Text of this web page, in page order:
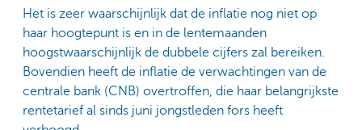
Het is zeer waarschijnlijk dat de inflatie nog niet op
haar hoogtepunt is en in de lentemaanden
hoogstwaarschijnlijk de dubbele cijfers zal bereiken.
Bovendien heeft de inflatie de verwachtingen van de
centrale bank (CNB) overtroffen, die haar belangrijkste
rentetarief al sinds juni jongstleden fors heeft